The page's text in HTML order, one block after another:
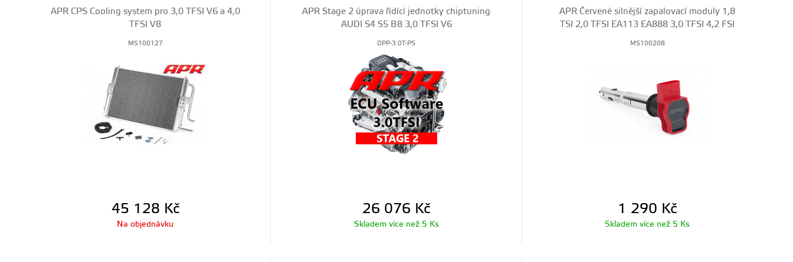
APR CPS Cooling system pro 3,0 TFSI V6 a 4,0
TFSI V8
MS100127
45 128 Kč
Na objednávku
APR Stage 2 úprava řídící jednotky chiptuning
AUDI S4 S5 B8 3,0 TFSI V6
DPP-3.0T-PS
26 076 Kč
Skladem více než 5 Ks
APR Červené silnější zapalovací moduly 1,8
TSI 2,0 TFSI EA113 EA888 3,0 TFSI 4,2 FSI
MS100208
1 290 Kč
Skladem více než 5 Ks